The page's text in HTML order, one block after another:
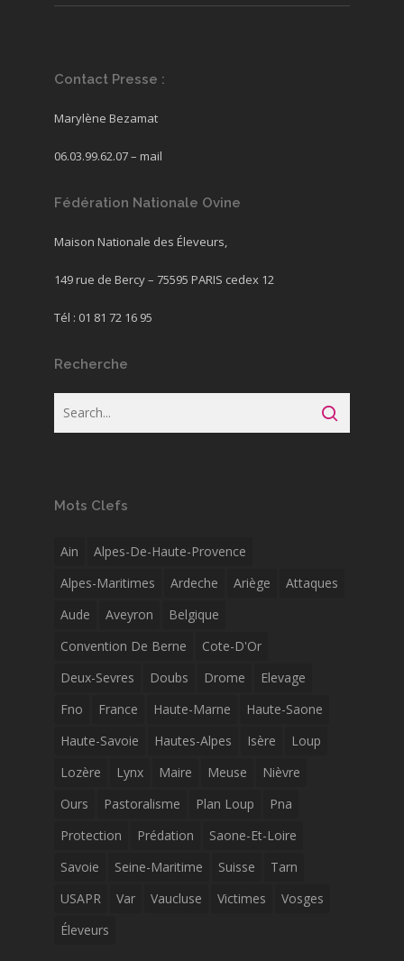
Contact Presse :
Marylène Bezamat
06.03.99.62.07 – mail
Fédération Nationale Ovine
Maison Nationale des Éleveurs,
149 rue de Bercy – 75595 PARIS cedex 12
Tél : 01 81 72 16 95
Recherche
Mots Clefs
Ain
Alpes-De-Haute-Provence
Alpes-Maritimes
Ardeche Ariège
Attaques
Aude
Aveyron
Belgique
Convention De Berne
Cote-D'Or
Deux-Sevres
Doubs Drome
Elevage
Fno
France Haute-Marne
Haute-Saone
Haute-Savoie
Hautes-Alpes Isère
Loup
Lozère
Lynx Maire Meuse
Nièvre
Ours
Pastoralisme Plan Loup
Pna
Protection
Prédation
Saone-Et-Loire
Savoie
Seine-Maritime Suisse
Tarn
USAPR
Var Vaucluse Victimes
Vosges
Éleveurs